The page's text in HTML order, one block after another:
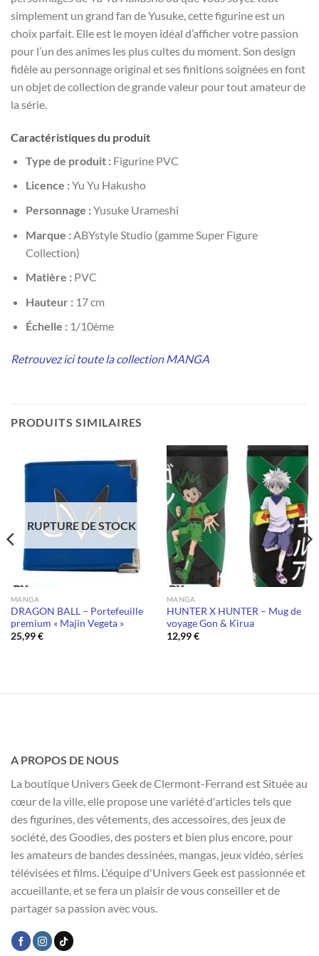
simplement un grand fan de Yusuke, cette figurine est un
choix parfait. Elle est le moyen idéal d’afficher votre passion
pour l’un des animes les plus cultes du moment. Son design
fidèle au personnage original et ses finitions soignées en font
un objet de collection de grande valeur pour tout amateur de
la série.
Caractéristiques du produit
Type de produit :Figurine PVC
Licence :Yu Yu Hakusho
Personnage :Yusuke Urameshi
Marque :ABYstyle Studio (gamme Super Figure
Collection)
Matière :PVC
Hauteur :17 cm
Échelle :1/10ème
Retrouvez ici toute la collection MANGA
PRODUITS SIMILAIRES
RUPTURE DE STOCK
MANGA
DRAGON BALL – Portefeuille
premium « Majin Vegeta »
25,99€
MANGA
HUNTER X HUNTER – Mug de
voyage Gon & Kirua
12,99€
A PROPOS DE NOUS
La boutique Univers Geek de Clermont-Ferrand est Située au
cœur de la ville, elle propose une variété d'articles tels que
des figurines, des vêtements, des accessoires, des jeux de
société, des Goodies, des posters et bien plus encore, pour
les amateurs de bandes dessinées, mangas, jeux vidéo, séries
télévisées et films. L'équipe d'Univers Geek est passionnée et
accueillante, et se fera un plaisir de vous conseiller et de
partager sa passion avec vous.